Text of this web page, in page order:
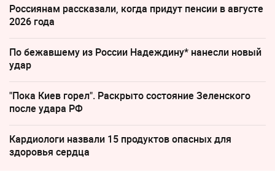
Россиянам рассказали, когда придут пенсии в августе
2026 года
По бежавшему из России Надеждину* нанесли новый
удар
"Пока Киев горел". Раскрыто состояние Зеленского
после удара РФ
Кардиологи назвали 15 продуктов опасных для
здоровья сердца